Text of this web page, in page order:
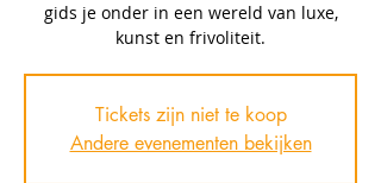
gids je onder in een wereld van luxe,
kunst en frivoliteit.
Tickets zijn niet te koop
Andere evenementen bekijken